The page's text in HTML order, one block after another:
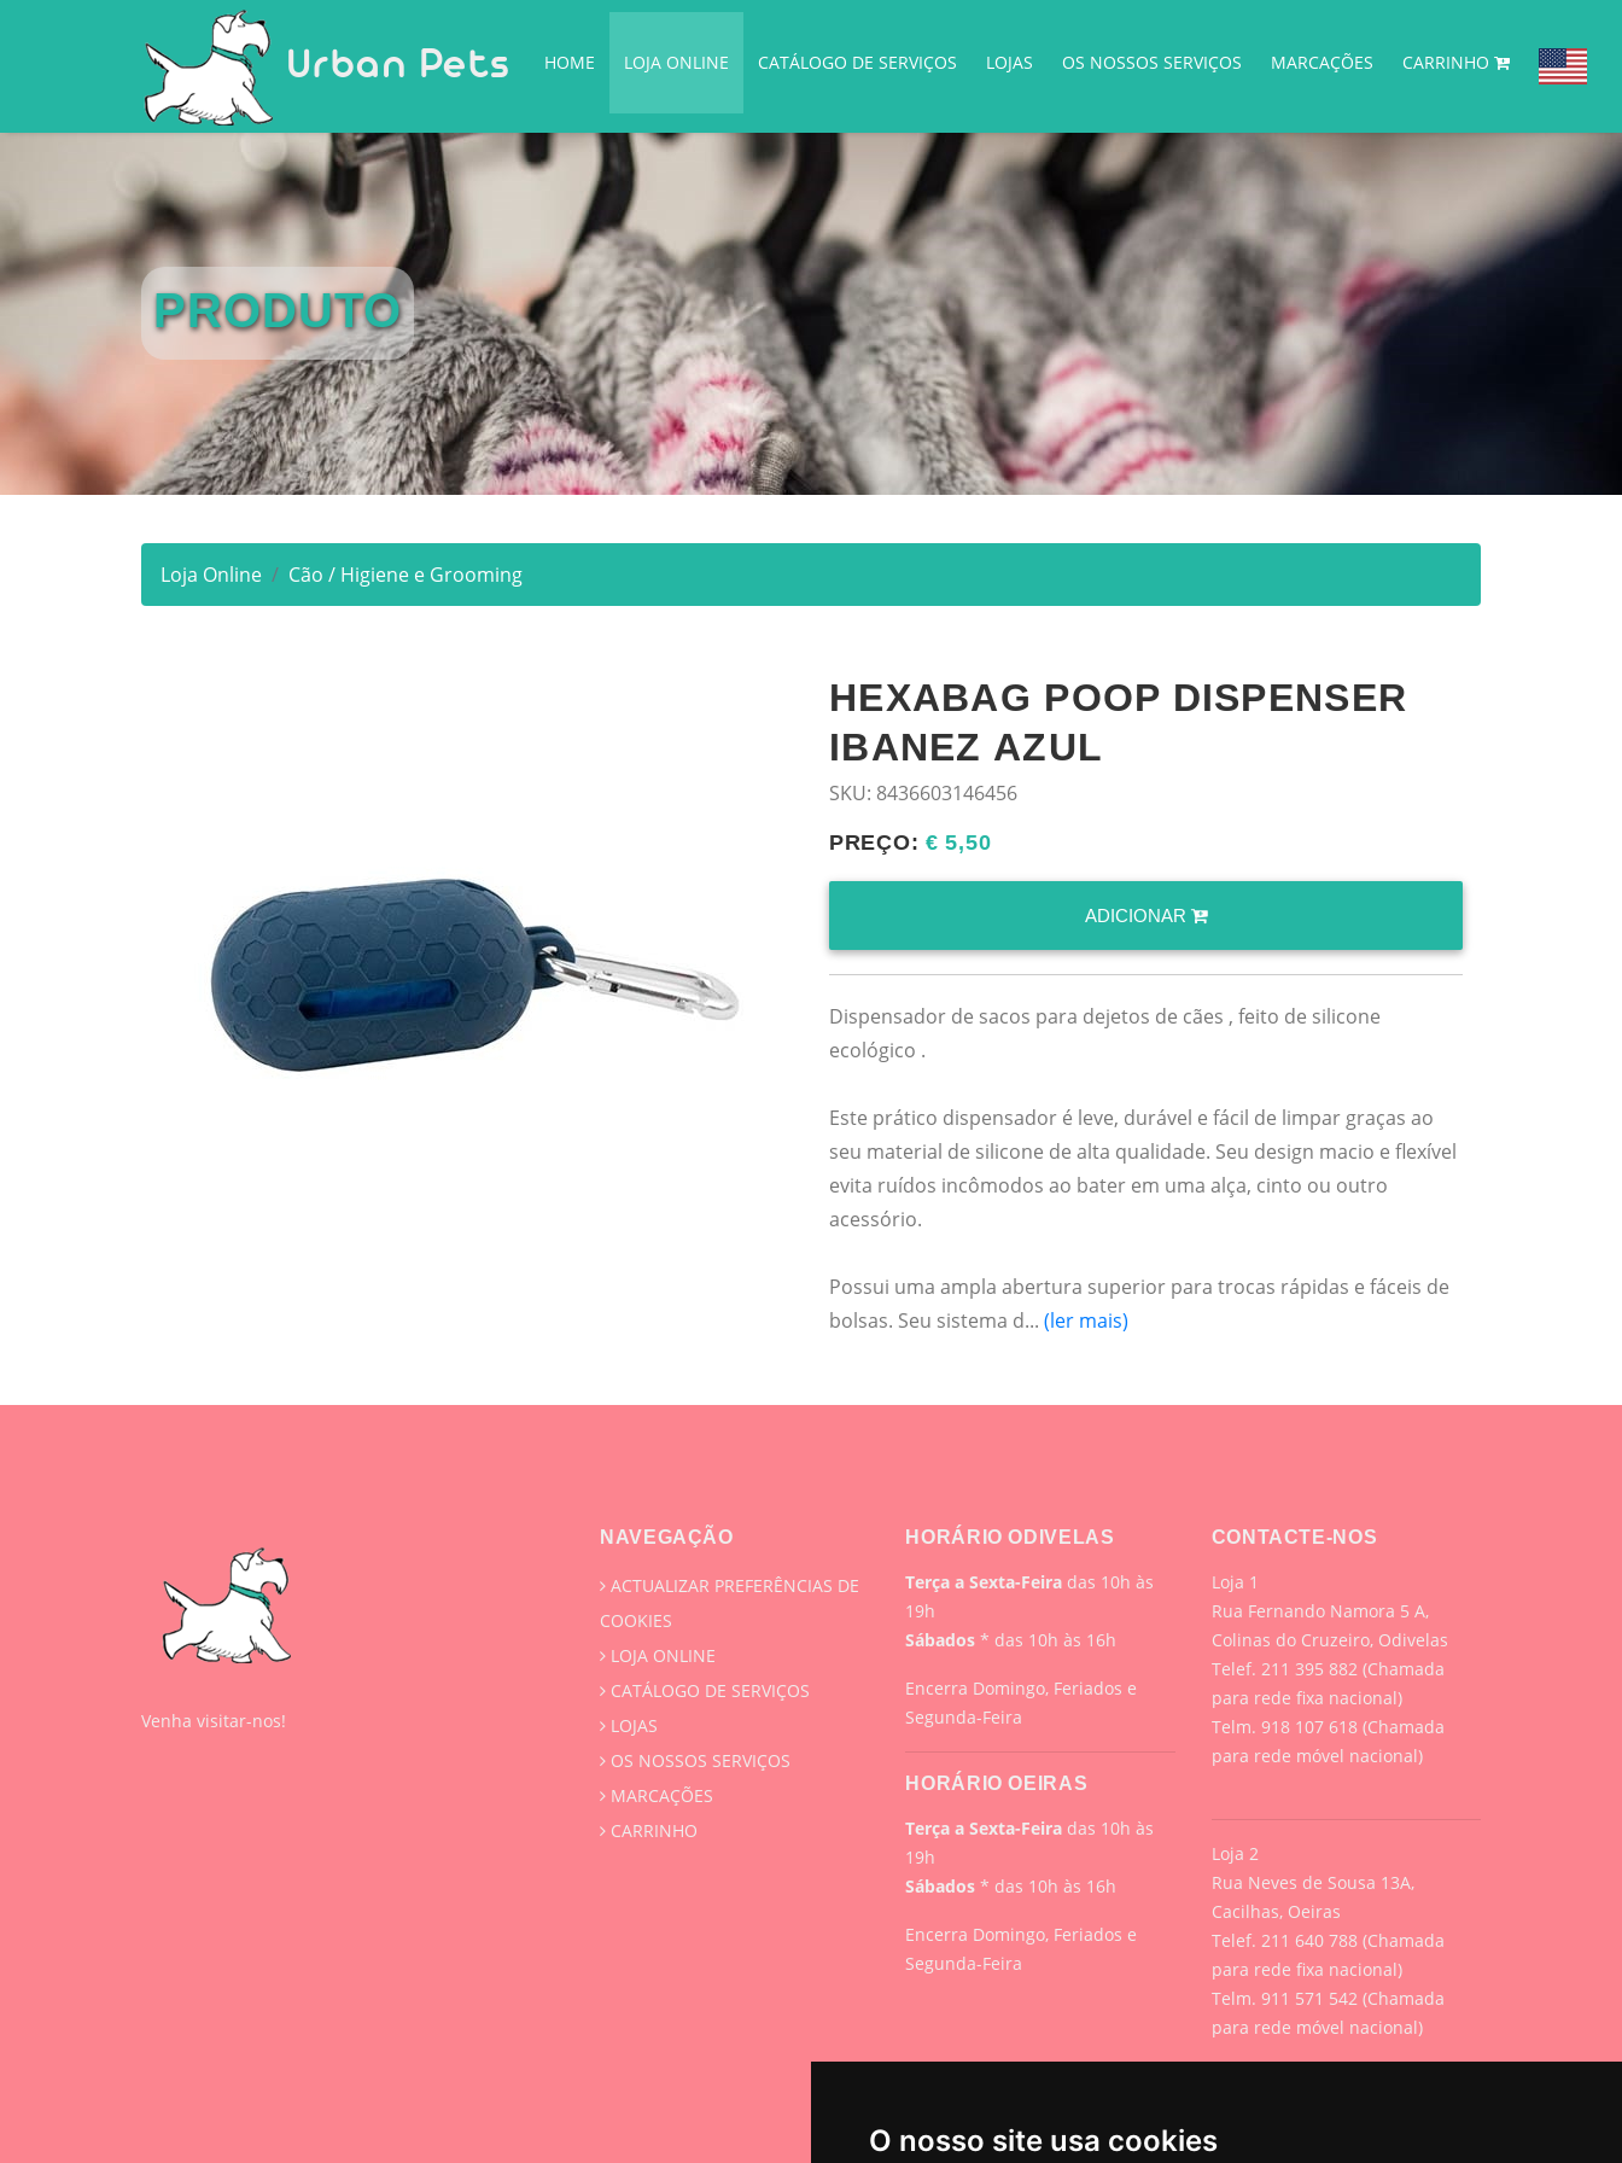
O nosso site usa cookies
Urban Pets HOME LOJA ONLINE CATÁLOGO DE SERVIÇOS LOJAS OS NOSSOS SERVIÇOS MARCAÇÕES CARRINHO
PRODUTO
Loja Online Cão / Higiene e Grooming
HEXABAG POOP DISPENSER
IBANEZ AZUL
SKU: 8436603146456
PREÇO:€ 5,50
ADICIONAR
Dispensador de sacos para dejetos de cães , feito de silicone
ecológico .
Este prático dispensador é leve, durável e fácil de limpar graças ao
seu material de silicone de alta qualidade. Seu design macio e flexível
evita ruídos incômodos ao bater em uma alça, cinto ou outro
acessório.
Possui uma ampla abertura superior para trocas rápidas e fáceis de
bolsas. Seu sistema d... (ler mais)
Venha visitar-nos!
NAVEGAÇÃO
ACTUALIZAR PREFERÊNCIAS DE
COOKIES
LOJA ONLINE
CATÁLOGO DE SERVIÇOS
LOJAS
OS NOSSOS SERVIÇOS
MARCAÇÕES
CARRINHO
HORÁRIO ODIVELAS
Terça a Sexta-Feira das 10h às
19h
Sábados* das 10h às 16h
Encerra Domingo, Feriados e
Segunda-Feira
HORÁRIO OEIRAS
Terça a Sexta-Feira das 10h às
19h
Sábados* das 10h às 16h
Encerra Domingo, Feriados e
Segunda-Feira
CONTACTE-NOS
Loja 1
Rua Fernando Namora 5 A,
Colinas do Cruzeiro, Odivelas
Telef. 211 395 882 (Chamada
para rede fixa nacional)
Telm. 918 107 618 (Chamada
para rede móvel nacional)
Loja 2
Rua Neves de Sousa 13A,
Cacilhas, Oeiras
Telef. 211 640 788 (Chamada
para rede fixa nacional)
Telm. 911 571 542 (Chamada
para rede móvel nacional)
info@urbanpets.pt